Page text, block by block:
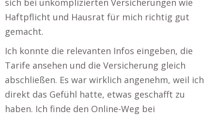
Haftpflicht und Hausrat für mich richtig gut
gemacht.
Ich konnte die relevanten Infos eingeben, die
Tarife ansehen und die Versicherung gleich
abschließen. Es war wirklich angenehm, weil ich
direkt das Gefühl hatte, etwas geschafft zu
haben. Ich finde den Online-Weg bei